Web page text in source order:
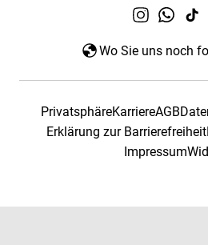
Wo Sie uns noch
PrivatsphäreKarriereAGB
Erklärung zur Barrierefreiheit
Impressum